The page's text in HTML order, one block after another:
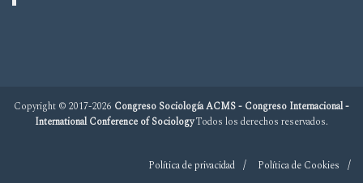
Copyright © 2017-2026 Congreso Sociología ACMS - Congreso Internacional -
International Conference of SociologyTodos los derechos reservados.
Política de privacidad Política de Cookies